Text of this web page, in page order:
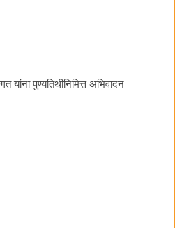
पुण्यतिथीनिमित्त अभिवादन